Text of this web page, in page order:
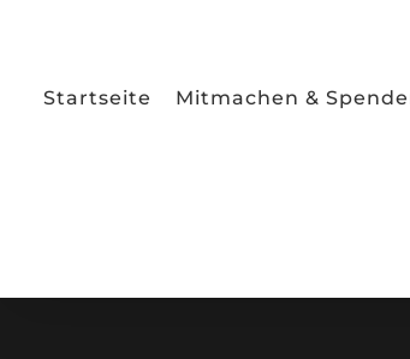
Startseite Mitmachen &